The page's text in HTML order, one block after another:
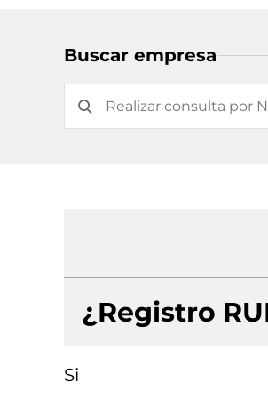
Buscar empresa
¿Registro
Si